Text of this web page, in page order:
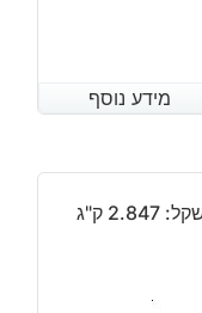
מידע נוסף
מידע נוסף
ק"ג